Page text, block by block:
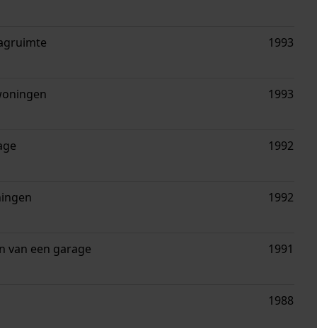
1993
1993
1992
1992
van een garage 1991
1988